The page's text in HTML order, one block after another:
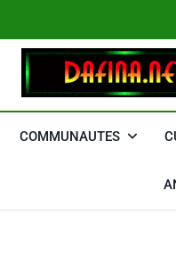
COMMUNAUTES